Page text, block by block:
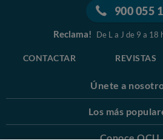
900 055
Reclama! De L a J de 9 a 18
CONTACTAR REVISTAS
Únete a
Los más
Conoce OCU